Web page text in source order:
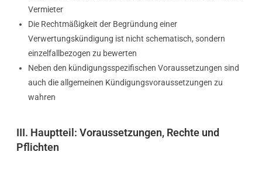
Vermieter
Die Rechtmäßigkeit der Begründung einer
Verwertungskündigung ist nicht schematisch, sondern
einzelfallbezogen zu bewerten
Neben den kündigungsspezifischen Voraussetzungen sind
auch die allgemeinen Kündigungsvoraussetzungen zu
wahren
III. Hauptteil: Voraussetzungen, Rechte und
Pflichten